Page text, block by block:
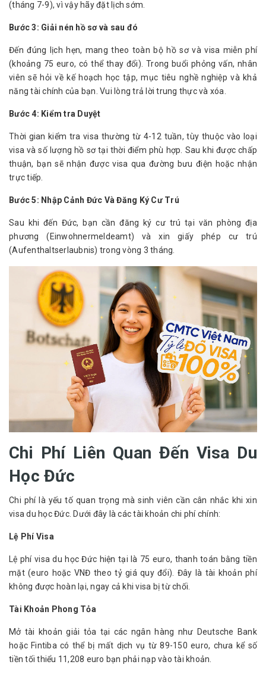
(tháng 7-9), vì vậy hãy đặt lịch sớm.
Bước 3: Giải nén hồ sơ và sau đó
Đến đúng lịch hẹn, mang theo toàn bộ hồ sơ và visa miễn phí
(khoảng 75 euro, có thể thay đổi). Trong buổi phỏng vấn, nhân
viên sẽ hỏi về kế hoạch học tập, mục tiêu nghề nghiệp và khả
năng tài chính của bạn. Vui lòng trả lời trung thực và xóa.
Bước 4: Kiểm tra Duyệt
Thời gian kiểm tra visa thường từ 4-12 tuần, tùy thuộc vào loại
visa và số lượng hồ sơ tại thời điểm phù hợp. Sau khi được chấp
thuận, bạn sẽ nhận được visa qua đường bưu điện hoặc nhận
trực tiếp.
Bước 5: Nhập Cảnh Đức Và Đăng Ký Cư Trú
Sau khi đến Đức, bạn cần đăng ký cư trú tại văn phòng địa
phương (Einwohnermeldeamt) và xin giấy phép cư trú
(Aufenthaltserlaubnis) trong vòng 3 tháng.
Chi Phí Liên Quan Đến Visa Du
Học Đức
Chi phí là yếu tố quan trọng mà sinh viên cần cân nhắc khi xin
visa du học Đức. Dưới đây là các tài khoản chi phí chính:
Lệ Phí Visa
Lệ phí visa du học Đức hiện tại là 75 euro, thanh toán bằng tiền
mặt (euro hoặc VNĐ theo tỷ giá quy đổi). Đây là tài khoản phí
không được hoàn lại, ngay cả khi visa bị từ chối.
Tài Khoản Phong Tỏa
Mở tài khoản giải tỏa tại các ngân hàng như Deutsche Bank
hoặc Fintiba có thể bị mất dịch vụ từ 89-150 euro, chưa kể số
tiền tối thiểu 11,208 euro bạn phải nạp vào tài khoản.